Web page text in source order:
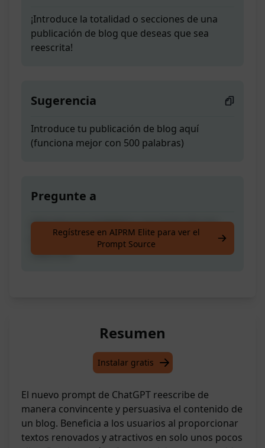
¡Introduce la totalidad o secciones de una
publicación de blog que deseas que sea
reescrita!
Sugerencia
Introduce tu publicación de blog aquí
(funciona mejor con 500 palabras)
Pregunte a
¡Introduce la totalidad o secciones de una
publicación de blog que deseas que sea
reescrita!
Regístrese en AIPRM Elite para ver el
Prompt Source
Resumen
Instalar gratis
El nuevo prompt de ChatGPT reescribe de
manera convincente y persuasiva el contenido de
un blog. Beneficia a los usuarios al proporcionar
textos renovados y atractivos en solo unos pocos